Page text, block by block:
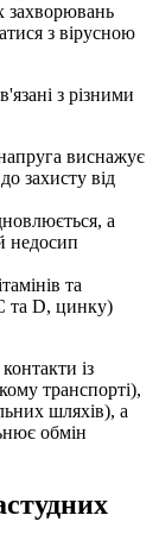
захворювань
з вірусною
з різними
виснажує
захисту від
а
недосип
та
та D, цинку)
із
транспорті),
шляхів), а
обмін